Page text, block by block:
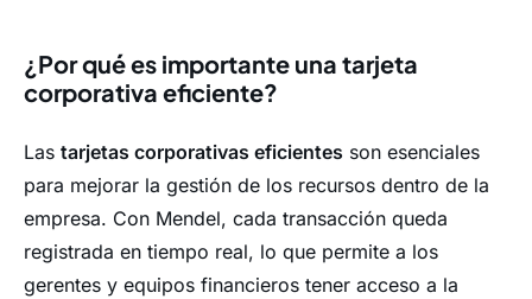
¿Por qué es importante una tarjeta
corporativa eficiente?
Las tarjetas corporativas eficientes son esenciales
para mejorar la gestión de los recursos dentro de la
empresa. Con Mendel, cada transacción queda
registrada en tiempo real, lo que permite a los
gerentes y equipos financieros tener acceso a la